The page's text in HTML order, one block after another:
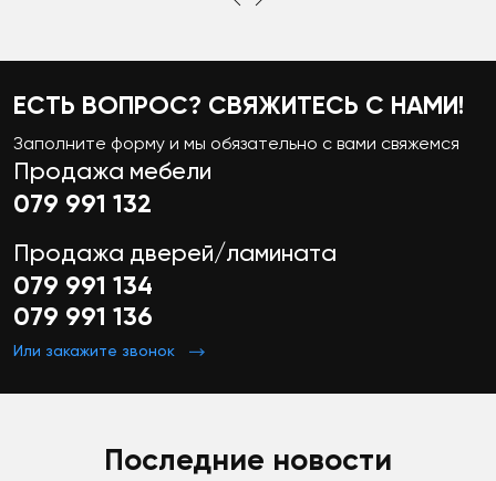
ЕСТЬ ВОПРОС? СВЯЖИТЕСЬ С НАМИ!
Заполните форму и мы обязательно с вами свяжемся
Продажа мебели
079 991 132
Продажа дверей/ламината
079 991 134
079 991 136
Или закажите звонок
Последние новости